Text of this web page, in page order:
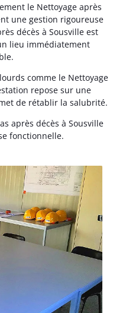
le Nettoyage après
une gestion rigoureuse
décès à Sousville est
lieu immédiatement
comme le Nettoyage
repose sur une
de rétablir la salubrité.
après décès à Sousville
fonctionnelle.